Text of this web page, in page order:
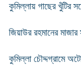
কুমিল্লায় গাছের খুঁটির
জিয়াউর রহমানের
কুমিল্লা চৌদ্দগ্রামে